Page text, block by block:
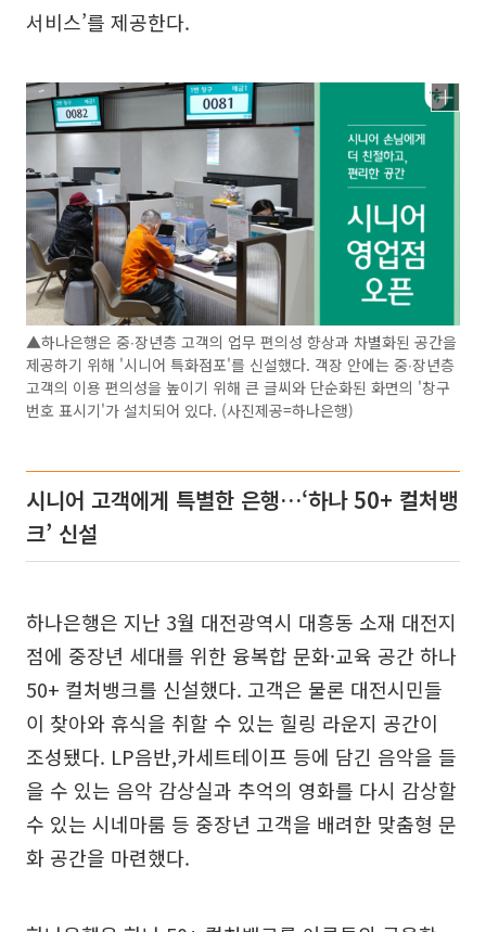
서비스’를 제공한다.
▲하나은행은 중∙장년층 고객의 업무 편의성 향상과 차별화된 공간을
제공하기 위해 '시니어 특화점포'를 신설했다. 객장 안에는 중∙장년층
고객의 이용 편의성을 높이기 위해 큰 글씨와 단순화된 화면의 '창구
번호 표시기'가 설치되어 있다. (사진제공=하나은행)
시니어 고객에게 특별한 은행…‘하나 50+ 컬처뱅
크’ 신설
하나은행은 지난 3월 대전광역시 대흥동 소재 대전지
점에 중장년 세대를 위한 융복합 문화·교육 공간 하나
50+ 컬처뱅크를 신설했다. 고객은 물론 대전시민들
이 찾아와 휴식을 취할 수 있는 힐링 라운지 공간이
조성됐다. LP음반,카세트테이프 등에 담긴 음악을 들
을 수 있는 음악 감상실과 추억의 영화를 다시 감상할
수 있는 시네마룸 등 중장년 고객을 배려한 맞춤형 문
화 공간을 마련했다.